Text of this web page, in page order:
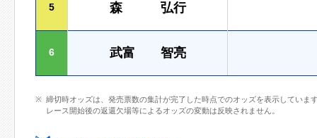
5 森 弘行
6 武富 智亮
締切時オッズは、発売票数の集計が完了した時点でのオッズを表示していま
レース開始後の返還欠場等によるオッズの変動は反映されません。